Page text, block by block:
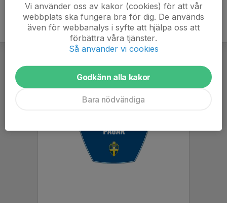
Vi använder oss av kakor (cookies) för att vår
webbplats ska fungera bra för dig. De används
även för webbanalys i syfte att hjälpa oss att
förbättra våra tjänster.
Så använder vi cookies
Godkänn alla kakor
Bara nödvändiga